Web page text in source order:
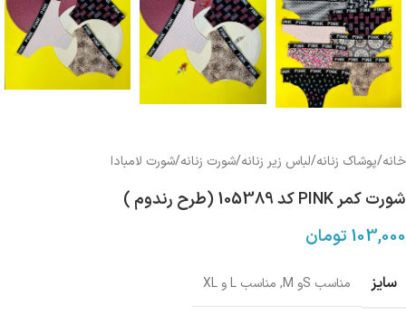
خانه/پوشاک زنانه/لباس زیر زنانه/شورت زنانه/شورت لامبادا
شورت کمر PINK کد 105389 (طرح رندوم )
103,000 تومان
سایز مناسب Sو M , مناسب L و XL